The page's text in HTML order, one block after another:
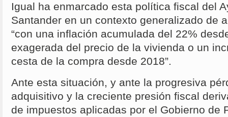
Igual ha enmarcado esta política fiscal del
Santander en un contexto generalizado de
“con una inflación acumulada del 22%
exagerada del precio de la vivienda o un
cesta de la compra desde 2018”.
Ante esta situación, y ante la progresiva
adquisitivo y la creciente presión fiscal
de impuestos aplicadas por el Gobierno de